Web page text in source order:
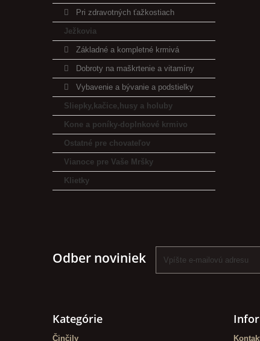
Pri zdravotných ťažkostiach
Ježkovia
Základné a kompletné krmivá
Dobroty na maškrtenie a vitamíny
Vybavenie a bývanie a podstielky
Sliepky,kačice,husy a holuby
Kone a poníky-doplnkové krmivo
Ostatné pre chovateľov
Vianoce pre Vaše Mršky
Klietky
Odber noviniek
Kategórie
Činčily